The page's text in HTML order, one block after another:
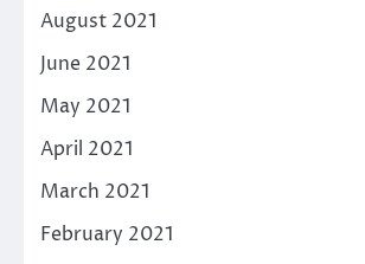
August 2021
June 2021
May 2021
April 2021
March 2021
February 2021